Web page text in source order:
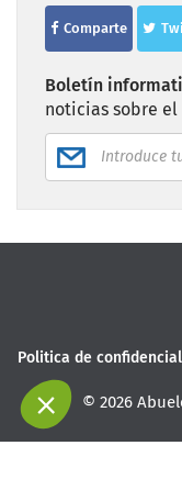
Comparte
Boletín
noticias sobre
Politica de
© 2026